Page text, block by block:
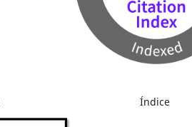
Índice